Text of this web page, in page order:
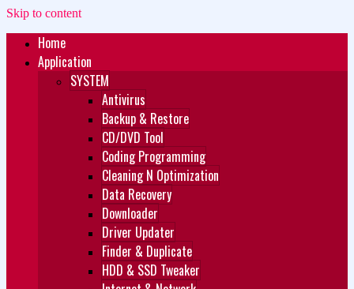
Skip to content
Zukét Printing
Free Download
Home
Application
SYSTEM
Antivirus
Backup & Restore
CD/DVD Tool
Coding Programming
Cleaning N Optimization
Data Recovery
Downloader
Driver Updater
Finder & Duplicate
HDD & SSD Tweaker